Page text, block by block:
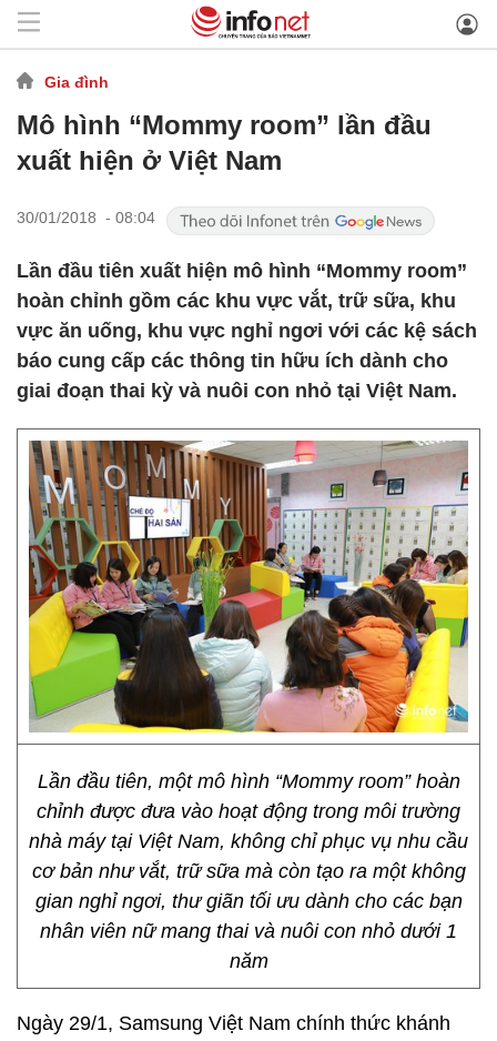
Gia đình
​Mô hình “Mommy room” lần đầu
xuất hiện ở Việt Nam
30/01/2018 - 08:04
Lần đầu tiên xuất hiện mô hình “Mommy room”
hoàn chỉnh gồm các khu vực vắt, trữ sữa, khu
vực ăn uống, khu vực nghỉ ngơi với các kệ sách
báo cung cấp các thông tin hữu ích dành cho
giai đoạn thai kỳ và nuôi con nhỏ tại Việt Nam.
Lần đầu tiên, một mô hình “Mommy room” hoàn
chỉnh được đưa vào hoạt động trong môi trường
nhà máy tại Việt Nam, không chỉ phục vụ nhu cầu
cơ bản như vắt, trữ sữa mà còn tạo ra một không
gian nghỉ ngơi, thư giãn tối ưu dành cho các bạn
nhân viên nữ mang thai và nuôi con nhỏ dưới 1
năm
Ngày 29/1, Samsung Việt Nam chính thức khánh